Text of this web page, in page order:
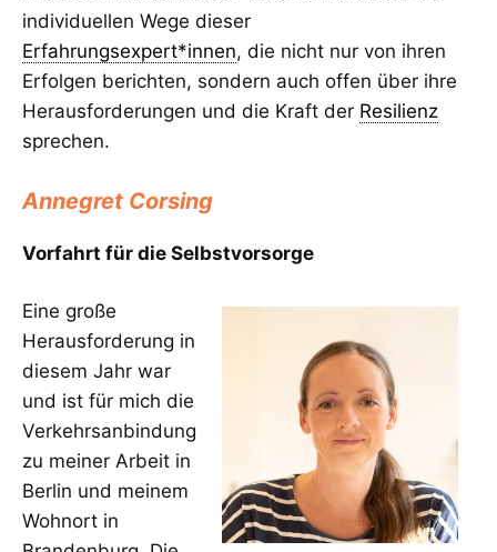
individuellen Wege dieser
Erfahrungsexpert*innen, die nicht nur von ihren
Erfolgen berichten, sondern auch offen über ihre
Herausforderungen und die Kraft der Resilienz
sprechen.
Annegret Corsing
Vorfahrt für die Selbstvorsorge
Eine große
Herausforderung in
diesem Jahr war
und ist für mich die
Verkehrsanbindung
zu meiner Arbeit in
Berlin und meinem
Wohnort in